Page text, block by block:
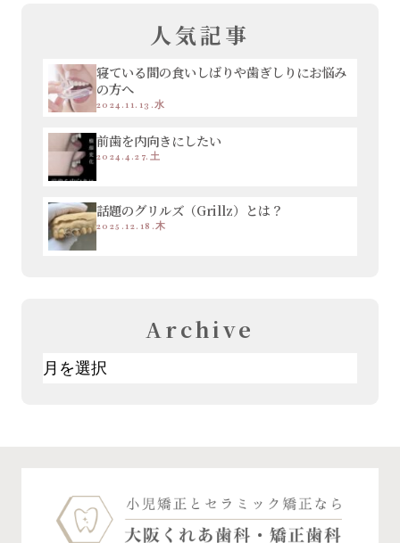
人気記事
寝ている間の食いしばりや歯ぎしりにお悩み
の方へ
2024.11.13.水
前歯を内向きにしたい
2024.4.27.土
話題のグリルズ（Grillz）とは？
2025.12.18.木
Archive
ア